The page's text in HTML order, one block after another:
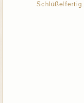
Schlüßelfertig.